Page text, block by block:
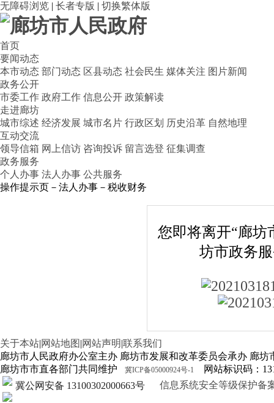
无障碍浏览 | 长者专版 | 切换繁体版
首页
要闻动态
本市动态 部门动态 区县动态 社会民生 媒体关注 图片新闻
政务公开
市委工作 政府工作 信息公开 政策解读
走进廊坊
城市综述 经济发展 城市名片 行政区划 历史沿革 自然地理
互动交流
领导信箱 网上信访 咨询投诉 留言选登 征集调查
政务服务
个人办事 法人办事 公共服务
操作提示页－法人办事－税收财务
您即将离开“廊坊
坊市政务
关于本站|网站地图 |网站声明|联系我们
廊坊市人民政府办公室主办 廊坊市发展和改革委员会承办 廊坊
廊坊市市直各部门共同维护
冀ICP备05000924号-1
网站标识码：
冀公网安备 13100302000663号
信息系统安全等级保护备